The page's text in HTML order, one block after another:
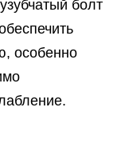
болт
особенно